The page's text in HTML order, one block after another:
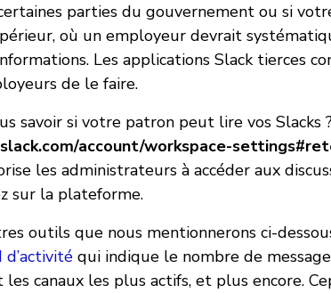
parties du gouvernement ou si
où un employeur devrait
Les applications Slack tierces
de le faire.
savoir si votre patron peut lire vos Slacks
account/workspace-
les administrateurs à accéder aux
sur la plateforme.
outils que nous mentionnerons ci-
qui indique le nombre de
les canaux les plus actifs, et plus encore.